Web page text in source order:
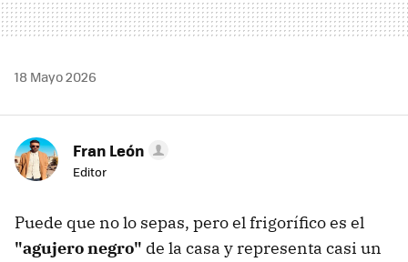
18 Mayo 2026
Fran León
Editor
Puede que no lo sepas, pero el frigorífico es el
"agujero negro" de la casa y representa casi un